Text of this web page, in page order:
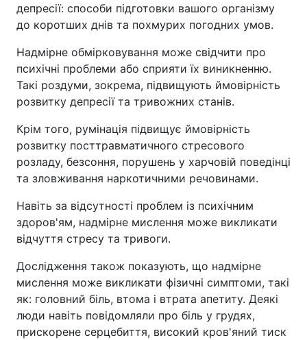
депресії: способи підготовки вашого організму
до коротших днів та похмурих погодних умов.
Надмірне обмірковування може свідчити про
психічні проблеми або сприяти їх виникненню.
Такі роздуми, зокрема, підвищують ймовірність
розвитку депресії та тривожних станів.
Крім того, румінація підвищує ймовірність
розвитку посттравматичного стресового
розладу, безсоння, порушень у харчовій поведінці
та зловживання наркотичними речовинами.
Навіть за відсутності проблем із психічним
здоров'ям, надмірне мислення може викликати
відчуття стресу та тривоги.
Дослідження також показують, що надмірне
мислення може викликати фізичні симптоми, такі
як: головний біль, втома і втрата апетиту. Деякі
люди навіть повідомляли про біль у грудях,
прискорене серцебиття, високий кров'яний тиск